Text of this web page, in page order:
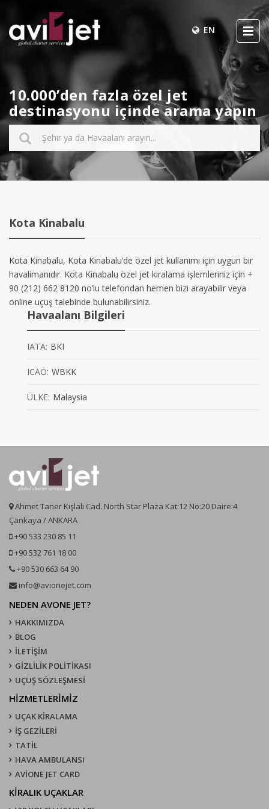
EN
10.000’den fazla özel jet
destinasyonu içinde arama yapın
Kota Kinabalu
Kota Kinabalu, Kota Kinabalu’de özel jet kullanımı için uygun bir
havalimanıdır. Kota Kinabalu özel jet kiralama işlemleriniz için +
90 (212) 662 8120 no’lu telefondan hemen bizi arayabilir veya
online uçuş talebinde bulunabilirsiniz.
Havaalanı Bilgileri
IATA: BKI
ICAO: WBKK
ÜLKE: Malaysia
Ahmet Taner Kışlalı Cad. North Star Plaza Kat:12 No:20 Daire:4
Çankaya / ANKARA
+90 533 230 85 11
+90 532 761 18 00
+90 530 663 64 90
info@avionejet.com
NEDEN AVONE JET?
HAKKIMIZDA
BLOG
İLETİŞİM
GİZLİLİK POLİTİKASI
UÇUŞ SÖZLEŞMESI
HİZMETLERİMİZ
UÇAK KIRALAMA
İŞ GEZİLERİ
TATİL
HAVA AMBULANSI
AVİONE JET CARD
KIRALIK UÇAKLAR